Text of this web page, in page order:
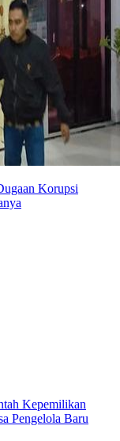
Korupsi
Kepemilikan
Pengelola Baru